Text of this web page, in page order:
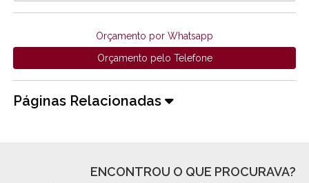
Orçamento por Whatsapp
Orçamento pelo Telefone
Páginas Relacionadas
ENCONTROU O QUE PROCURAVA?